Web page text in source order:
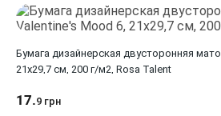
Бумага дизайнерская двусторонняя
21х29,7 см, 200 г/м2, Rosa Talent
17.9 грн